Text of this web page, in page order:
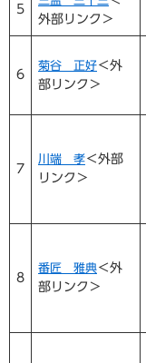
5
外部リンク＞
6
菊谷 正好＜外
部リンク＞
7
川端 孝＜外部
リンク＞
8
番匠 雅典＜外
部リンク＞